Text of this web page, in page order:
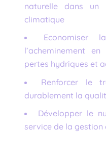
naturelle dans un
climatique
Economiser
l’acheminement
pertes hydriques et
Renforcer le
durablement la
Développer le
service de la gestion